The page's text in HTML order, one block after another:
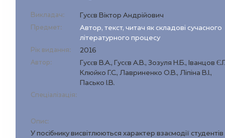
Викладач: Гусєв Віктор Андрійович
Предмет:
Автор, текст, читач як складові сучасного
літературного процесу
Рік видання: 2016
Автор:
Гусєв В.А., Гусєв А.В., Зозуля Н.Б., Іванцов
Клюйко Г.С., Лавриненко О.В., Ліпіна В.І.,
Пасько І.В.
Спеціалізація:
Опис:
У посібнику висвітлюються характер взаємодії